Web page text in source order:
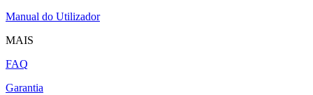
Manual do Utilizador
MAIS
FAQ
Garantia